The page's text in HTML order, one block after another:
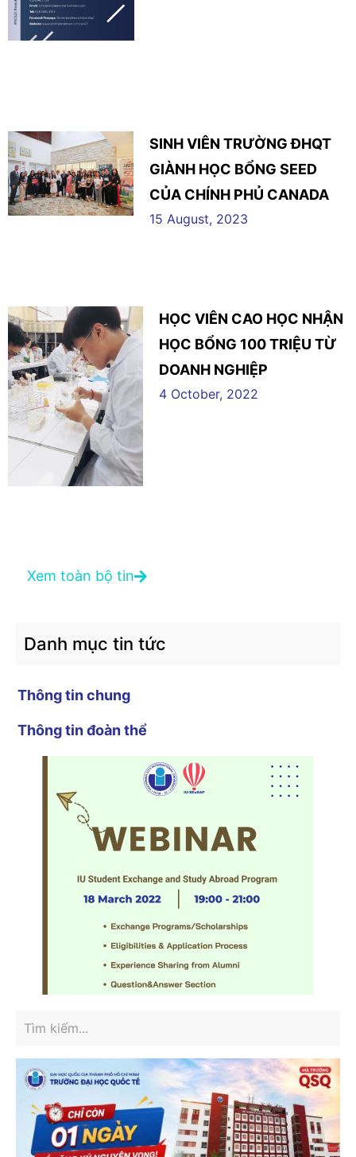
SINH VIÊN TRƯỜNG ĐHQT
GIÀNH HỌC BỔNG SEED
CỦA CHÍNH PHỦ CANADA
15 August, 2023
HỌC VIÊN CAO HỌC NHẬN
HỌC BỔNG 100 TRIỆU TỪ
DOANH NGHIỆP
4 October, 2022
Xem toàn bộ tin
Danh mục tin tức
Thông tin chung
Thông tin đoàn thể